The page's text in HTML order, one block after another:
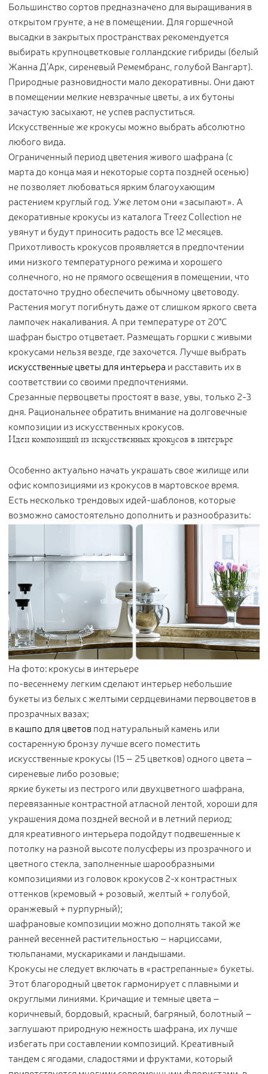
Большинство сортов предназначено для выращивания в
открытом грунте, а не в помещении. Для горшечной
высадки в закрытых пространствах рекомендуется
выбирать крупноцветковые голландские гибриды (белый
Жанна Д’Арк, сиреневый Ремембранс, голубой Вангарт).
Природные разновидности мало декоративны. Они дают
в помещении мелкие невзрачные цветы, а их бутоны
зачастую засыхают, не успев распуститься.
Искусственные же крокусы можно выбрать абсолютно
любого вида.
Ограниченный период цветения живого шафрана (с
марта до конца мая и некоторые сорта поздней осенью)
не позволяет любоваться ярким благоухающим
растением круглый год. Уже летом они «засыпают». А
декоративные крокусы из каталога Treez Collection не
увянут и будут приносить радость все 12 месяцев.
Прихотливость крокусов проявляется в предпочтении
ими низкого температурного режима и хорошего
солнечного, но не прямого освещения в помещении, что
достаточно трудно обеспечить обычному цветоводу.
Растения могут погибнуть даже от слишком яркого света
лампочек накаливания. А при температуре от 20°С
шафран быстро отцветает. Размещать горшки с живыми
крокусами нельзя везде, где захочется. Лучше выбрать
искусственные цветы для интерьера и расставить их в
соответствии со своими предпочтениями.
Срезанные первоцветы простоят в вазе, увы, только 2-3
дня. Рациональнее обратить внимание на долговечные
композиции из искусственных крокусов.
Идеи композиций из искусственных крокусов в интерьре
Особенно актуально начать украшать свое жилище или
офис композициями из крокусов в мартовское время.
Есть несколько трендовых идей-шаблонов, которые
возможно самостоятельно дополнить и разнообразить:
На фото: крокусы в интерьере
по-весеннему легким сделают интерьер небольшие
букеты из белых с желтыми сердцевинами первоцветов в
прозрачных вазах;
вкашпо для цветовпод натуральный камень или
состаренную бронзу лучше всего поместить
искусственные крокусы (15 – 25 цветков) одного цвета –
сиреневые либо розовые;
яркие букеты из пестрого или двухцветного шафрана,
перевязанные контрастной атласной лентой, хороши для
украшения дома поздней весной и в летний период;
для креативного интерьера подойдут подвешенные к
потолку на разной высоте полусферы из прозрачного и
цветного стекла, заполненные шарообразными
композициями из головок крокусов 2-х контрастных
оттенков (кремовый + розовый, желтый + голубой,
оранжевый + пурпурный);
шафрановые композиции можно дополнять такой же
ранней весенней растительностью – нарциссами,
тюльпанами, мускариками и ландышами.
Крокусы не следует включать в «растрепанные» букеты.
Этот благородный цветок гармонирует с плавными и
округлыми линиями. Кричащие и темные цвета –
коричневый, бордовый, красный, багряный, болотный –
заглушают природную нежность шафрана, их лучше
избегать при составлении композиций. Креативный
тандем с ягодами, сладостями и фруктами, который